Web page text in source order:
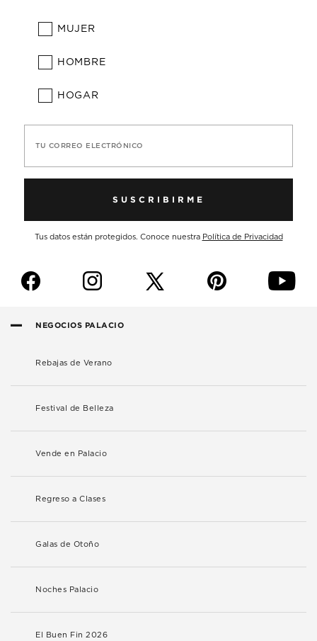
MUJER
HOMBRE
HOGAR
TU CORREO ELECTRÓNICO
SUSCRIBIRME
Tus datos están protegidos. Conoce nuestra Política de Privacidad
f i p y
NEGOCIOS PALACIO
Rebajas de Verano
Festival de Belleza
Vende en Palacio
Regreso a Clases
Galas de Otoño
Noches Palacio
El Buen Fin 2026